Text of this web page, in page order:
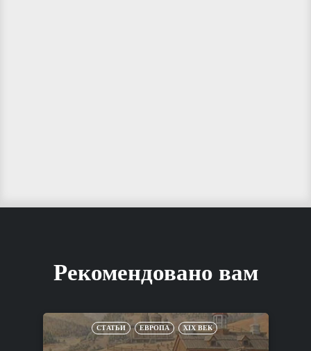
Рекомендовано вам
СТАТЬИ ЕВРОПА XIX ВЕК